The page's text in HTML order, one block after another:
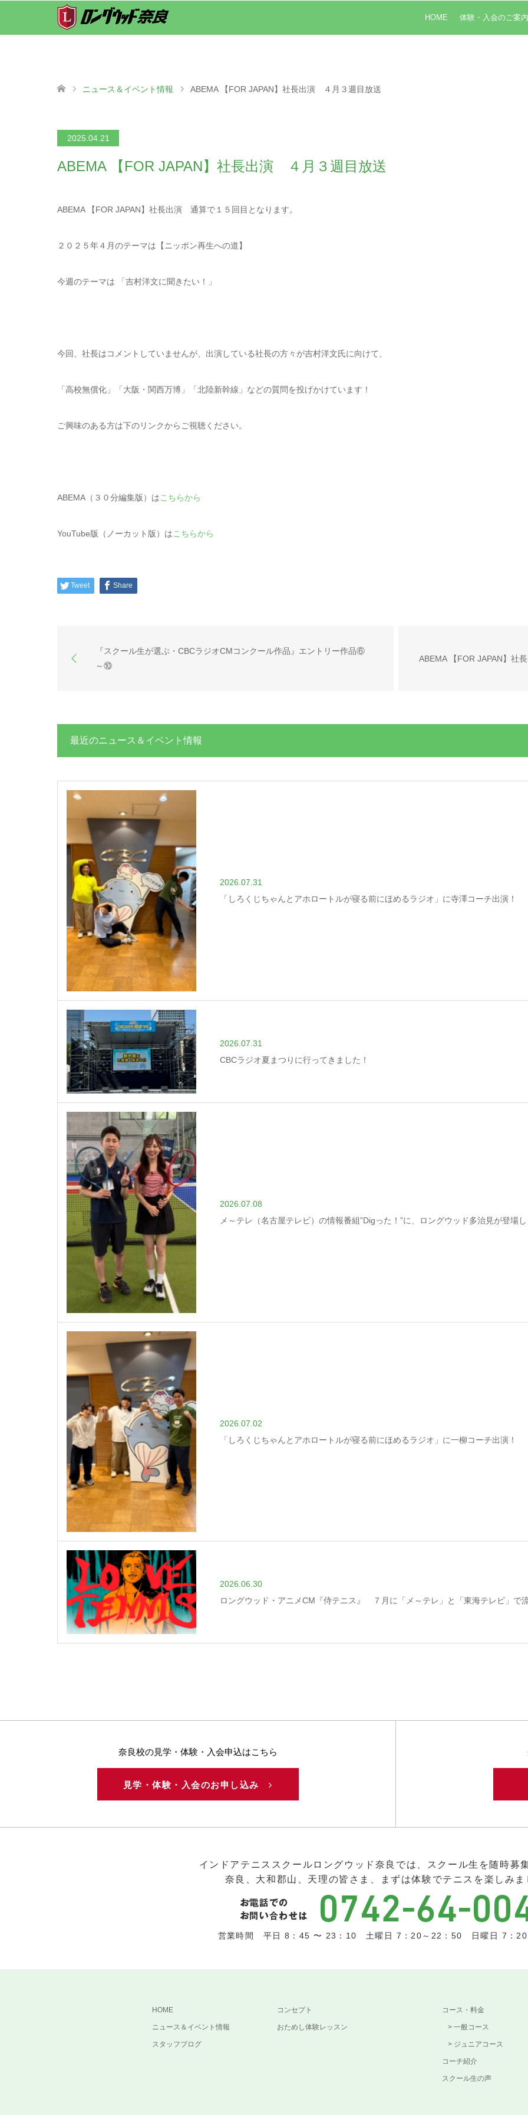
HOME 体験・入会のご案内
ニュース＆イベント情報 ABEMA 【FOR JAPAN】社長出演 ４月３週目放送
2025.04.21
ABEMA 【FOR JAPAN】社長出演 ４月３週目放送
ABEMA 【FOR JAPAN】社長出演 通算で１５回目となります。
２０２５年４月のテーマは【ニッポン再生への道】
今週のテーマは 「吉村洋文に聞きたい！」
今回、社長はコメントしていませんが、出演している社長の方々が吉村洋文氏に向けて、
「高校無償化」「大阪・関西万博」「北陸新幹線」などの質問を投げかけています！
ご興味のある方は下のリンクからご視聴ください。
ABEMA（３０分編集版）はこちらから
YouTube版（ノーカット版）はこちらから
Tweet Share
『スクール生が選ぶ・CBCラジオCMコンクール作品』エントリー作品⑥
～⑩
ABEMA 【FOR JAPAN】社
最近のニュース＆イベント情報
2026.07.31
「しろくじちゃんとアホロートルが寝る前にほめるラジオ」に寺澤コーチ出演！
2026.07.31
CBCラジオ夏まつりに行ってきました！
2026.07.08
メ～テレ（名古屋テレビ）の情報番組”Digった！”に、ロングウッド多治見が登場
2026.07.02
「しろくじちゃんとアホロートルが寝る前にほめるラジオ」に一柳コーチ出演！
2026.06.30
ロングウッド・アニメCM『侍テニス』 ７月に「メ～テレ」と「東海テレビ」で
奈良校の見学・体験・入会申込はこちら
見学・体験・入会のお申し込み
インドアテニススクールロングウッド奈良では、スクール生を随時募
奈良、大和郡山、天理の皆さま、まずは体験でテニスを楽しみ
営業時間 平日 8：45 〜 23：10 土曜日 7：20～22：50 日曜日 7：
HOME
ニュース＆イベント情報
スタッフブログ
コンセプト
おためし体験レッスン
コース・料金
一般コース
ジュニアコース
コーチ紹介
スクール生の声